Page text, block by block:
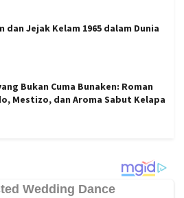
dan Jejak Kelam 1965 dalam Dunia
Bukan Cuma Bunaken: Roman
Mestizo, dan Aroma Sabut Kelapa